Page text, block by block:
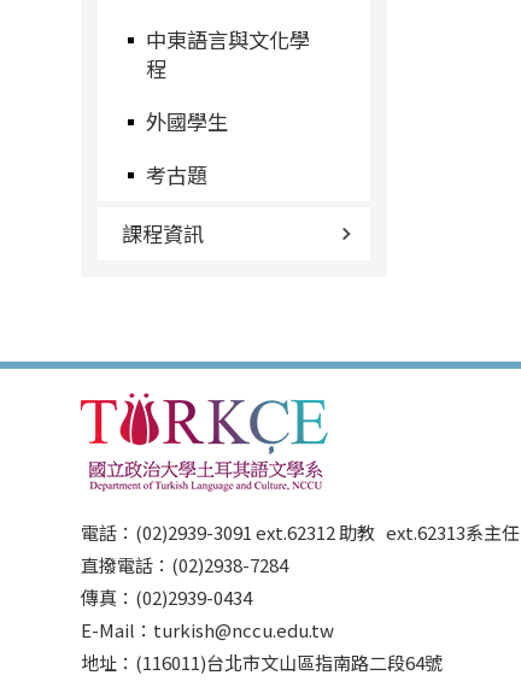
中東語言與文化學
程
外國學生
考古題
課程資訊
電話：(02)2939-3091 ext.62312 助教 ext.62313系主任
直撥電話：(02)2938-7284
傳真：(02)2939-0434
E-Mail：turkish@nccu.edu.tw
地址：(116011)台北市文山區指南路二段64號